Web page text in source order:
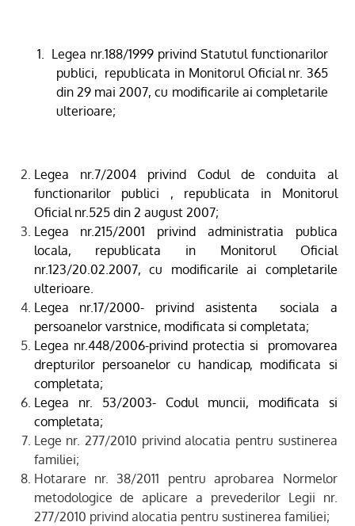
1.
Legea nr.188/1999 privind Statutul functionarilor
publici, republicata in Monitorul Oficial nr. 365
din 29 mai 2007, cu modificarile ai completarile
ulterioare;
Legea nr.7/2004 privind Codul de conduita al
functionarilor publici , republicata in Monitorul
Oficial nr.525 din 2 august 2007;
Legea nr.215/2001 privind administratia publica
locala, republicata in Monitorul Oficial
nr.123/20.02.2007, cu modificarile ai completarile
ulterioare.
Legea nr.17/2000- privind asistenta
sociala a
persoanelor varstnice, modificata si completata;
Legea nr.448/2006-privind protectia si
promovarea
drepturilor persoanelor cu handicap, modificata si
completata;
Legea nr. 53/2003- Codul muncii, modificata si
completata;
Lege nr. 277/2010 privind alocatia pentru sustinerea
familiei;
Hotarare nr. 38/2011 pentru aprobarea Normelor
metodologice de aplicare a prevederilor Legii nr.
277/2010 privind alocatia pentru sustinerea familiei;